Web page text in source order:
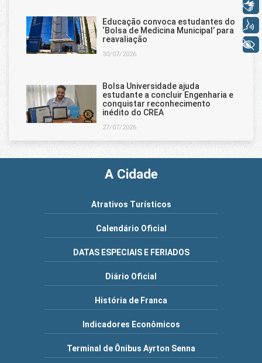
Educação convoca estudantes do
‘Bolsa de Medicina Municipal’ para
reavaliação
30/07/2026
Bolsa Universidade ajuda
estudante a concluir Engenharia e
conquistar reconhecimento
inédito do CREA
27/07/2026
A Cidade
Atrativos Turísticos
Calendário Oficial
DATAS ESPECIAIS E FERIADOS
Diário Oficial
História de Franca
Indicadores Econômicos
Terminal de Ônibus Ayrton Senna
Voz